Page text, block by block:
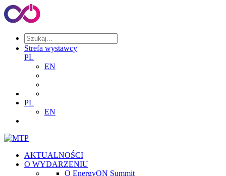
Strefa wystawcy
PL
EN
PL
EN
AKTUALNOŚCI
O WYDARZENIU
O EnergyON Summit